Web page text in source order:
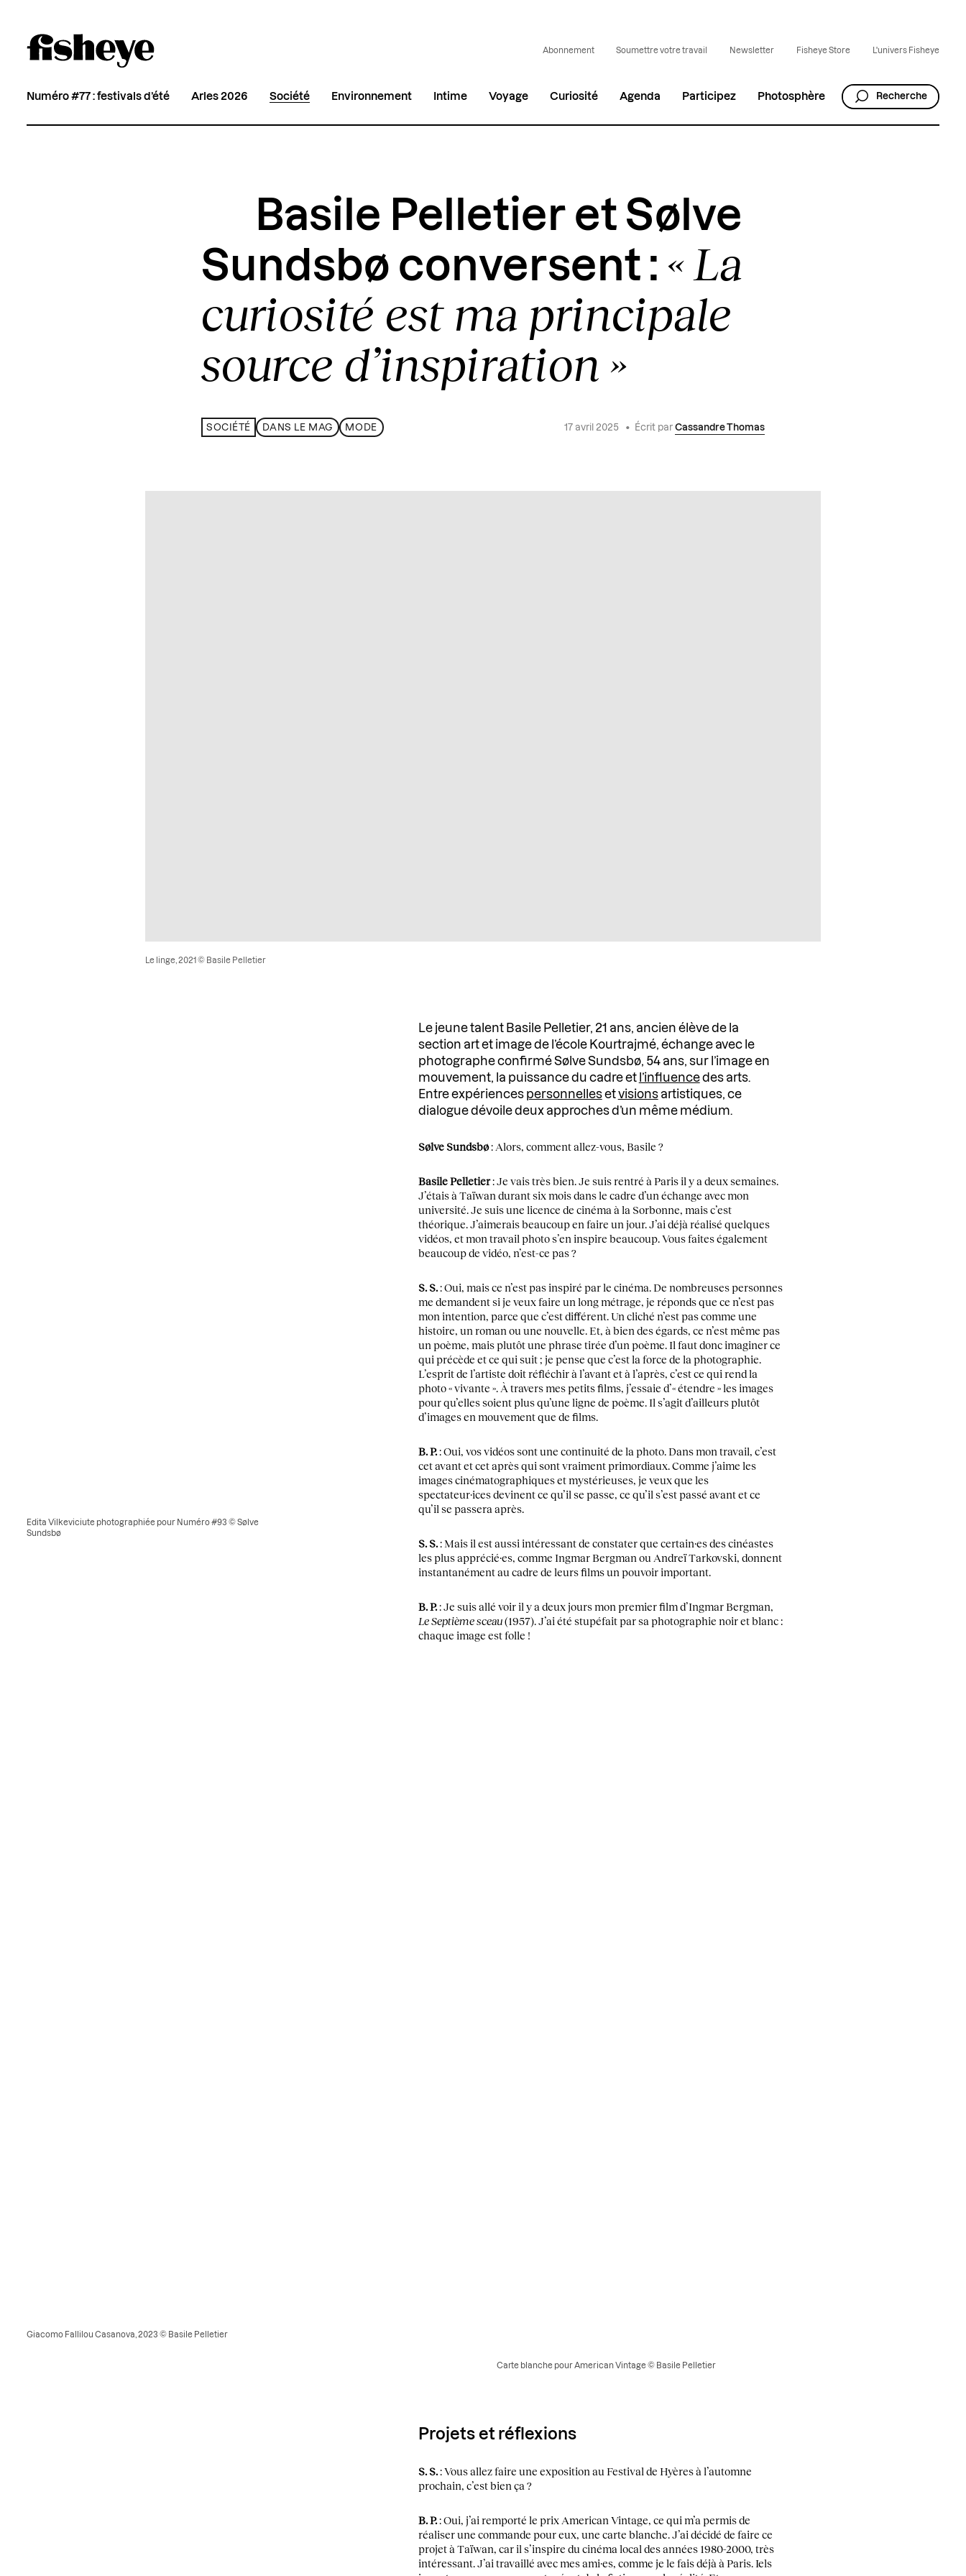
Abonnement Soumettre votre travail Newsletter Fisheye Store L'univers Fisheye
Numéro #77 : festivals d’été Arles 2026 Société Environnement Intime Voyage Curiosité Agenda Participez Photosphère Recherche
Basile Pelletier et Sølve
Sundsbø conversent : « La
curiosité est ma principale
source d’inspiration »
SOCIÉTÉ DANS LE MAG MODE 17 avril 2025 • Écrit par Cassandre Thomas
Le linge, 2021 © Basile Pelletier
Edita Vilkeviciute photographiée pour Numéro #93 © Sølve
Sundsbø
Le jeune talent Basile Pelletier, 21 ans, ancien élève de la
section art et image de l’école Kourtrajmé, échange avec le
photographe confirmé Sølve Sundsbø, 54 ans, sur l’image en
mouvement, la puissance du cadre et l’influencedes arts.
Entre expériences personnellesetvisionsartistiques, ce
dialogue dévoile deux approches d’un même médium.
Sølve Sundsbø: Alors, comment allez-vous, Basile ?
Basile Pelletier: Je vais très bien. Je suis rentré à Paris il y a deux semaines.
J’étais à Taïwan durant six mois dans le cadre d’un échange avec mon
université. Je suis une licence de cinéma à la Sorbonne, mais c’est
théorique. J’aimerais beaucoup en faire un jour. J’ai déjà réalisé quelques
vidéos, et mon travail photo s’en inspire beaucoup. Vous faites également
beaucoup de vidéo, n’est-ce pas ?
S. S.: Oui, mais ce n’est pas inspiré par le cinéma. De nombreuses personnes
me demandent si je veux faire un long métrage, je réponds que ce n’est pas
mon intention, parce que c’est différent. Un cliché n’est pas comme une
histoire, un roman ou une nouvelle. Et, à bien des égards, ce n’est même pas
un poème, mais plutôt une phrase tirée d’un poème. Il faut donc imaginer ce
qui précède et ce qui suit ; je pense que c’est la force de la photographie.
L’esprit de l’artiste doit réfléchir à l’avant et à l’après, c’est ce qui rend la
photo « vivante ». À travers mes petits films, j’essaie d’« étendre » les images
pour qu’elles soient plus qu’une ligne de poème. Il s’agit d’ailleurs plutôt
d’images en mouvement que de films.
B. P.: Oui, vos vidéos sont une continuité de la photo. Dans mon travail, c’est
cet avant et cet après qui sont vraiment primordiaux. Comme j’aime les
images cinématographiques et mystérieuses, je veux que les
spectateur·ices devinent ce qu’il se passe, ce qu’il s’est passé avant et ce
qu’il se passera après.
S. S.: Mais il est aussi intéressant de constater que certain·es des cinéastes
les plus apprécié·es, comme Ingmar Bergman ou Andreï Tarkovski, donnent
instantanément au cadre de leurs films un pouvoir important.
B. P.: Je suis allé voir il y a deux jours mon premier film d’Ingmar Bergman,
Le Septième sceau(1957). J’ai été stupéfait par sa photographie noir et blanc :
chaque image est folle !
Giacomo Fallilou Casanova, 2023 © Basile Pelletier
Carte blanche pour American Vintage © Basile Pelletier
Projets et réflexions
S. S.: Vous allez faire une exposition au Festival de Hyères à l’automne
prochain, c’est bien ça ?
B. P.: Oui, j’ai remporté le prix American Vintage, ce qui m’a permis de
réaliser une commande pour eux, une carte blanche. J’ai décidé de faire ce
projet à Taïwan, car il s’inspire du cinéma local des années 1980-2000, très
intéressant. J’ai travaillé avec mes ami·es, comme je le fais déjà à Paris. Iels